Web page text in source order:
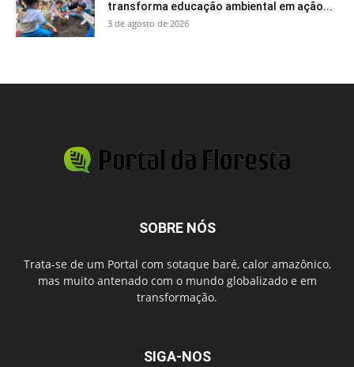
transforma educação ambiental em ação...
3 de agosto de 2026
SOBRE NÓS
Trata-se de um Portal com sotaque baré, calor amazônico,
mas muito antenado com o mundo globalizado e em
transformação.
SIGA-NOS